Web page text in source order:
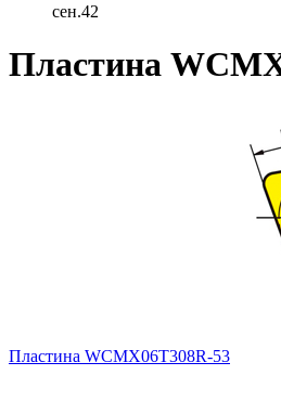
сен.42
Пластина
Пластина WCMX06T308R-53